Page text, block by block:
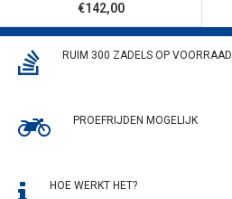
€142,00
RUIM 300 ZADELS OP VOORRAAD
PROEFRIJDEN MOGELIJK
HOE WERKT HET?